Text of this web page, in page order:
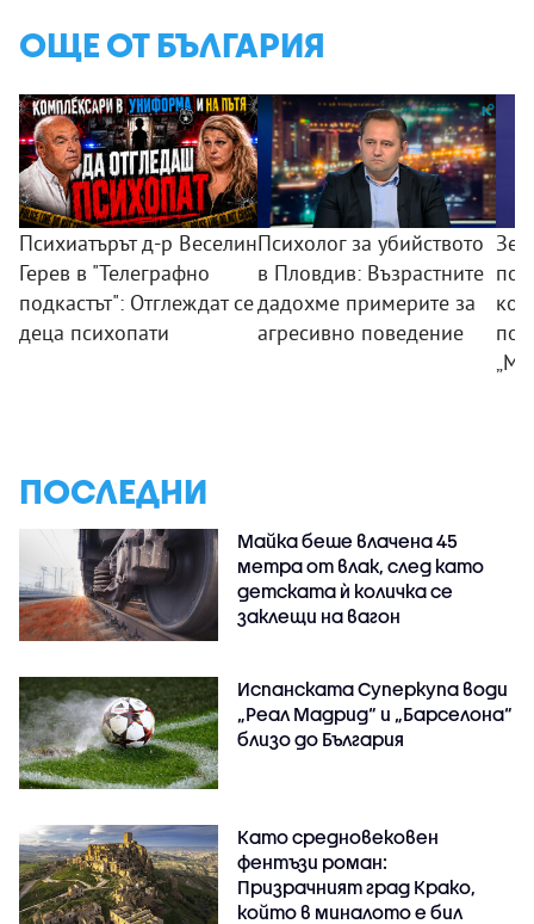
ОЩЕ ОТ БЪЛГАРИЯ
Психиатърът д-р Веселин
Герев в "Телеграфно
подкастът": Отглеждат се
деца психопати
Психолог за убийството
в Пловдив: Възрастните
дадохме примерите за
агресивно поведение
ПОСЛЕДНИ
Майка беше влачена 45
метра от влак, след като
детската ѝ количка се
заклещи на вагон
Испанската Суперкупа води
„Реал Мадрид“ и „Барселона“
близо до България
Като средновековен
фентъзи роман:
Призрачният град Крако,
който в миналото е бил